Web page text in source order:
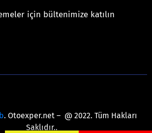
için bültenimize katılın
. Otoexper.net – @ 2022. Tüm Hakları
Saklıdır..